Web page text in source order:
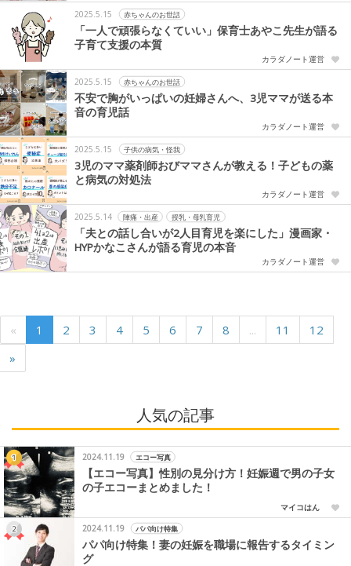
2025.5.15 赤ちゃんのお世話
「一人で頑張らなくていい」保育士あやこ先生が語る
子育て支援の本質
カラダノート運営
2025.5.15 赤ちゃんのお世話
不安で胸がいっぱいの妊婦さんへ、3児ママが送る本
音の育児話
カラダノート運営
2025.5.15 子供の病気・怪我
3児のママ薬剤師おびママさんが教える！子どもの薬
と病気の対処法
カラダノート運営
2025.5.14 陣痛・出産 授乳・母乳育児
「夫との話し合いが2人目育児を楽にした」漫画家・
HYPかなこさんが語る育児の本音
カラダノート運営
« 1 2 3 4 5 6 7 8 ... 11
12
»
人気の記事
2024.11.19 エコー写真
【エコー写真】性別の見分け方！妊娠週で男の子女
の子エコーまとめました！
マイコはん
2024.11.19
パパ向け特集
パパ向け特集！妻の妊娠を職場に報告するタイミン
グ